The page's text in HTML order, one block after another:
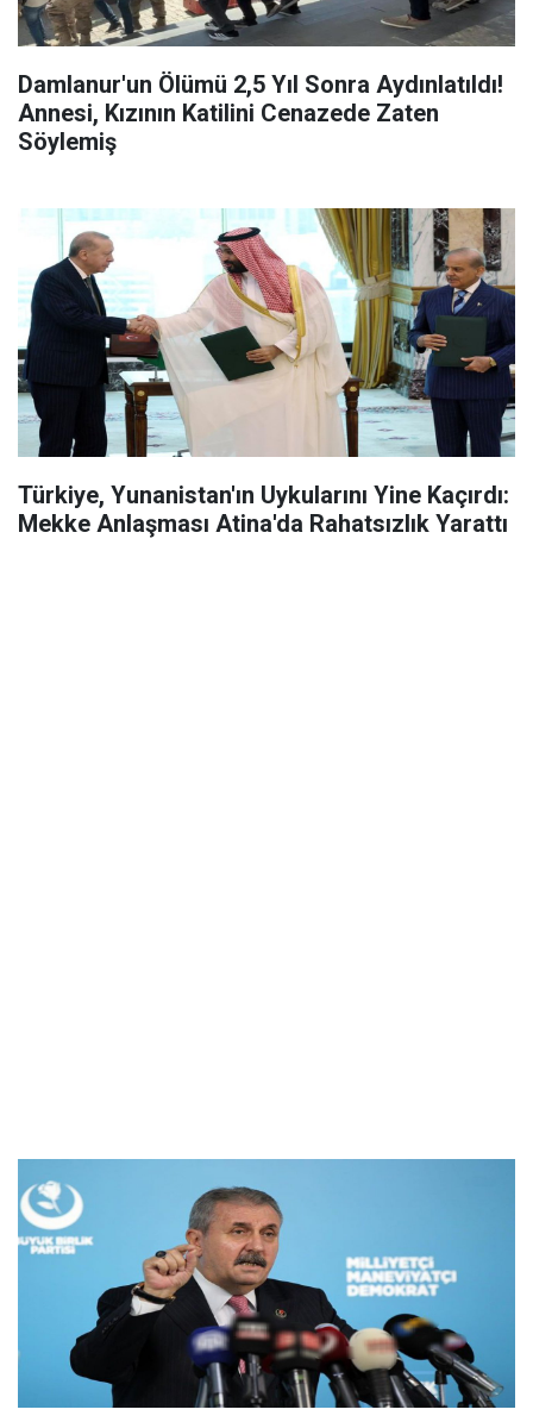
Damlanur'un Ölümü 2,5 Yıl Sonra Aydınlatıldı!
Annesi, Kızının Katilini Cenazede Zaten
Söylemiş
Türkiye, Yunanistan'ın Uykularını Yine Kaçırdı:
Mekke Anlaşması Atina'da Rahatsızlık Yarattı